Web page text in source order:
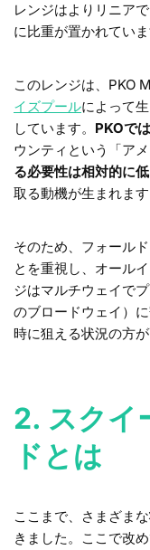
レンジはよりリニア
に比重が置かれていま
このレンジは、PKO
イズプールによって
しています。 PKOでは
ウンティという「アメ
る必要性は相対的に
取る動機が生まれます
そのため、フォール
とを重視し、オール
ジはマルチウェイで
のブロードウェイ）
時に狙える状況の方
2. スクイ
ドとは
ここまで、さまざま
きました。ここで改